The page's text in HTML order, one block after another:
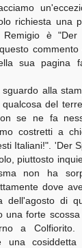
richiesta una
è "Der
sua pagina
alla
del
se ne fa
costretti a
Italiani!". 'Der
piuttosto
non ha
dove
dell'agosto di
una forte
a Colfiorito.
una